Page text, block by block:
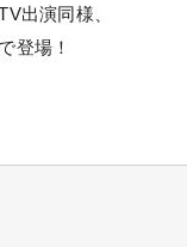
出演同様、
登場！